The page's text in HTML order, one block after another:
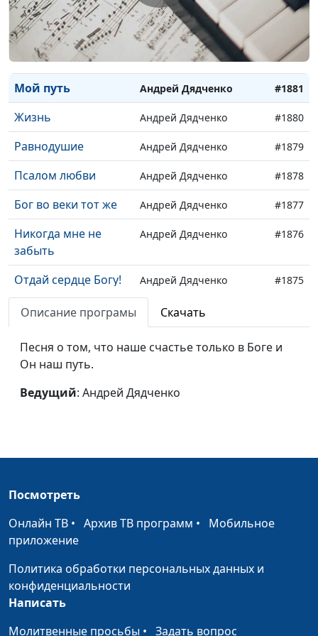
Коснуться мечты Андрей Дядченко
Надежда Андрей Дядченко #1882
Мой путь Андрей Дядченко #1881
Жизнь Андрей Дядченко #1880
Равнодушие Андрей Дядченко #1879
Псалом любви Андрей Дядченко #1878
Бог во веки тот же Андрей Дядченко #1877
Никогда мне не
забыть
Андрей Дядченко #1876
Отдай сердце Богу! Андрей Дядченко #1875
У ног Твоих Андрей Дядченко
Господи, прости
Открываю дверь
Михаил Волгин
Мечта
Если что-то
прекрасно
Михаил Волгин
Уходящее Иван Лобанов
Мы с тобой пришли
Описание програмы Скачать
Песня о том, что наше счастье только в Боге и
Он наш путь.
Ведущий: Андрей Дядченко
Посмотреть
Онлайн ТВ • Архив ТВ программ • Мобильное
приложение
Политика обработки персональных данных и
конфиденциальности
Написать
Молитвенные просьбы • Задать вопрос